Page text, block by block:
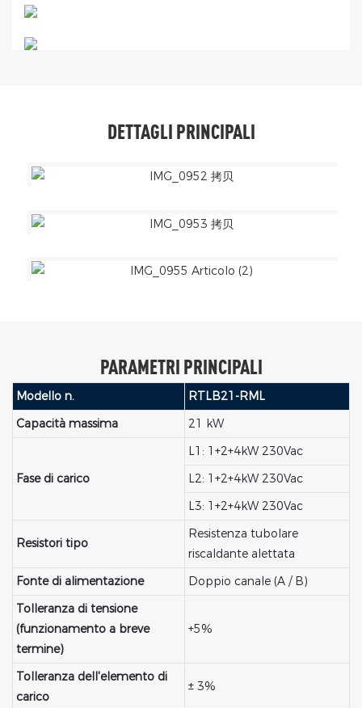
DETTAGLI PRINCIPALI
PARAMETRI PRINCIPALI
Modello n.
RTLB21-RML
Capacità massima
21 kW
Fase di carico
L1: 1+2+4kW 230Vac
L2: 1+2+4kW 230Vac
L3: 1+2+4kW 230Vac
Resistori tipo
Resistenza tubolare
riscaldante alettata
Fonte di alimentazione
Doppio canale (A / B)
Tolleranza di tensione
(funzionamento a breve
termine)
+5%
Tolleranza dell'elemento di
carico
± 3%